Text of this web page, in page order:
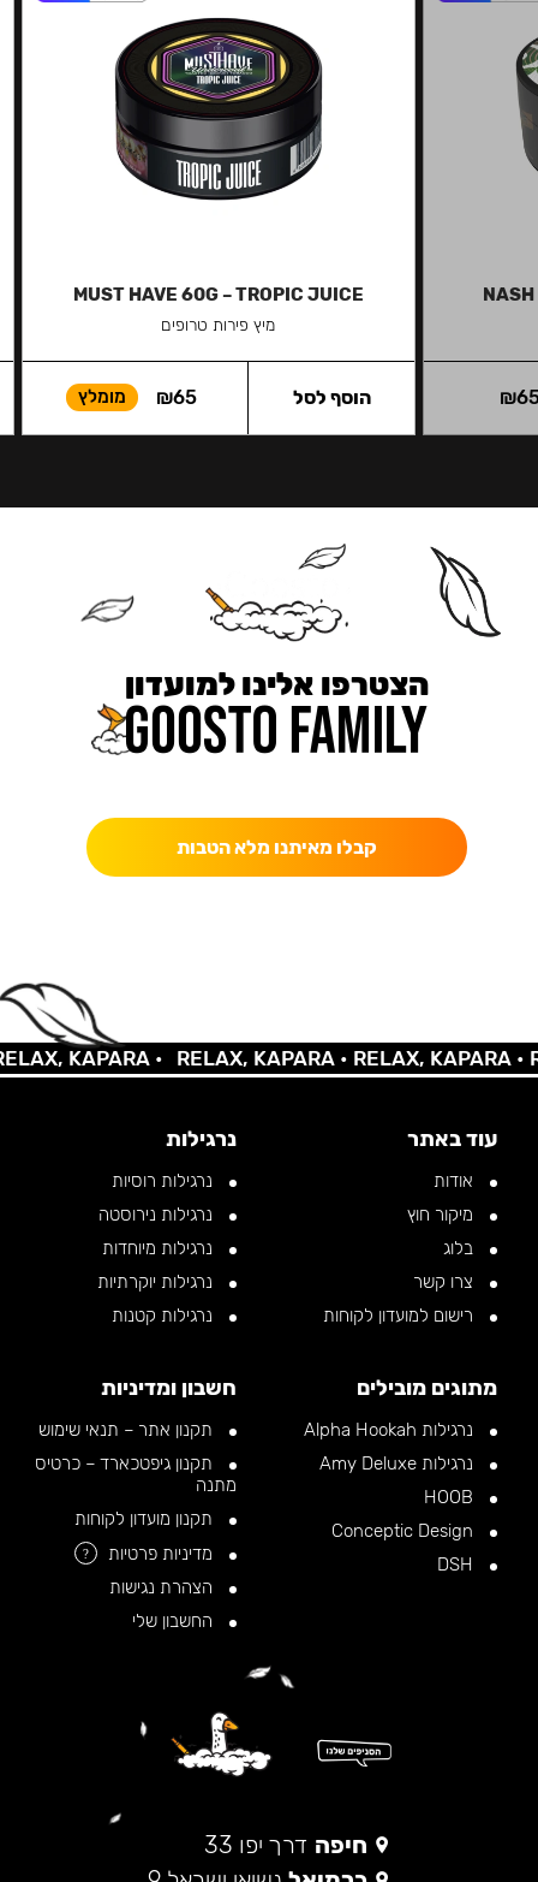
NASH
₪
MUST HAVE 60G – TROPIC JUICE
מיץ פירות טרופים
₪65 מומלץ הוסף לסל
הצטרפו אלינו למועדון
קבלו מאיתנו מלא הטבות
KAPARA • RELAX, KAPARA •RELAX, KAPARA •
עוד באתר
אודות
מיקור חוץ
בלוג
צרו קשר
רישום למועדון לקוחות
נרגילות
נרגילות רוסיות
נרגילות נירוסטה
נרגילות מיוחדות
נרגילות יוקרתיות
נרגילות קטנות
מתוגים מובילים
נרגילות Alpha Hookah
נרגילות Amy Deluxe
חשבון ומדיניות
תקנון אתר – תנאי שימוש
תקנון גיפטכארד – כרטיס
מתנה
תקנון מועדון לקוחות
מדיניות פרטיות
?
הצהרת נגישות
החשבון שלי
חיפה דרך יפו 33